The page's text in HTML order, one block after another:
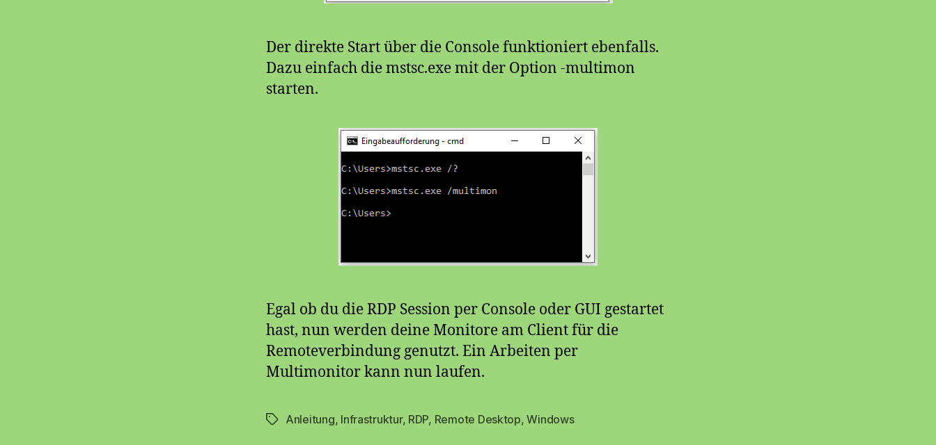
Der direkte Start über die Console funktioniert ebenfalls.
Dazu einfach die mstsc.exe mit der Option -multimon
starten.
Egal ob du die RDP Session per Console oder GUI gestartet
hast, nun werden deine Monitore am Client für die
Remoteverbindung genutzt. Ein Arbeiten per
Multimonitor kann nun laufen.
Schlagwörter
Anleitung, Infrastruktur, RDP, Remote Desktop,Windows